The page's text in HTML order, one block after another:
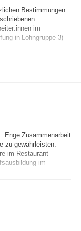
Bestimmungen
im
in Lohngruppe 3)
Enge Zusammenarbeit
zu gewährleisten.
im Restaurant
im